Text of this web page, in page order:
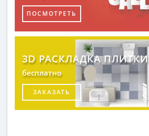
ПОСМОТРЕТЬ
3D РАСКЛАДКА ПЛИТКИ
бесплатно
ЗАКАЗАТЬ